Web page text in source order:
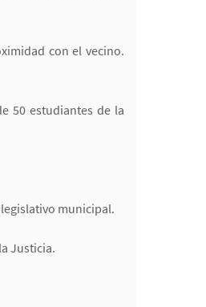
con el vecino.
50 estudiantes de la
legislativo municipal.
Justicia.